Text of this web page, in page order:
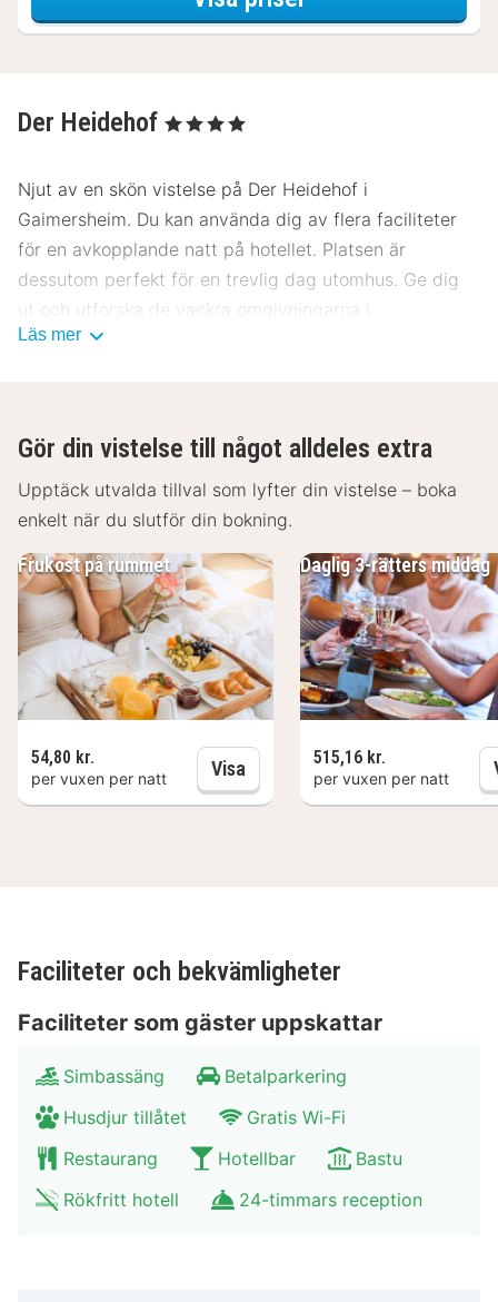
Der Heidehof , 4 Stjärnor
Njut av en skön vistelse på Der Heidehof i
Gaimersheim. Du kan använda dig av flera faciliteter
för en avkopplande natt på hotellet. Platsen är
dessutom perfekt för en trevlig dag utomhus. Ge dig
ut och utforska de vackra omgivningarna i
Gaimersheim. Det blir garanterat en trevlig vistelse på
Läs mer
Gör din vistelse till något alldeles extra
Upptäck utvalda tillval som lyfter din vistelse – boka
enkelt när du slutför din bokning.
Frukost på rummet
54,80 kr.
per vuxen per natt Visa Frukost på rummet
Daglig 3-rätters middag
515,16 kr.
per vuxen per natt
Faciliteter och bekvämligheter
Faciliteter som gäster uppskattar
Simbassäng
Betalparkering
Husdjur tillåtet
Gratis Wi-Fi
Restaurang
Hotellbar
Bastu
Rökfritt hotell
24-timmars reception